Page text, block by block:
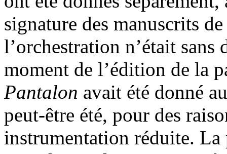
signature des manuscrits
l’orchestration n’était sans
moment de l’édition de la
Pantalon avait été donné
peut-être été, pour des
instrumentation réduite. La